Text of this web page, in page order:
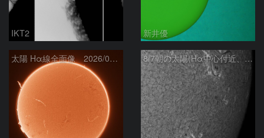
IKT2 新井優
太陽 Hα線全面像 2026/08/07 8/7朝の太陽(Hα中心付近、4498、4502付近)